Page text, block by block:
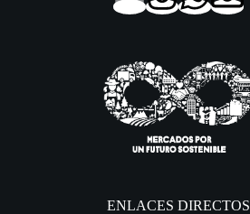
ENLACES DIRECTOS